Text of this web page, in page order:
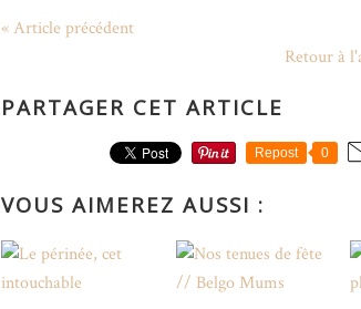
« Article précédent
Retour à
PARTAGER CET ARTICLE
Repost 0
VOUS AIMEREZ AUSSI :